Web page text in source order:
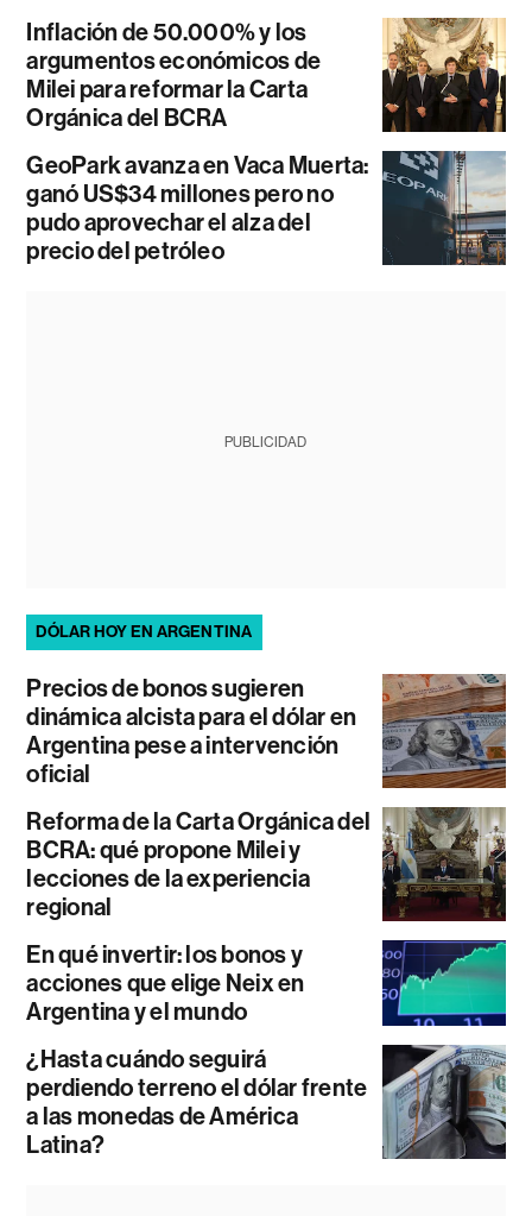
Inflación de 50.000% y los
argumentos económicos de
Milei para reformar la Carta
Orgánica del BCRA
GeoPark avanza en Vaca Muerta:
ganó US$34 millones pero no
pudo aprovechar el alza del
precio del petróleo
PUBLICIDAD
DÓLAR HOY EN ARGENTINA
Precios de bonos sugieren
dinámica alcista para el dólar en
Argentina pese a intervención
oficial
Reforma de la Carta Orgánica del
BCRA: qué propone Milei y
lecciones de la experiencia
regional
En qué invertir: los bonos y
acciones que elige Neix en
Argentina y el mundo
¿Hasta cuándo seguirá
perdiendo terreno el dólar frente
a las monedas de América
Latina?